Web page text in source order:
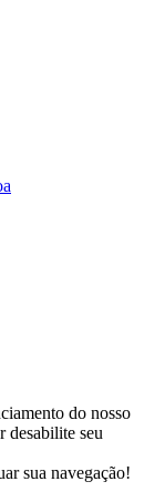
do nosso
desabilite seu
sua navegação!